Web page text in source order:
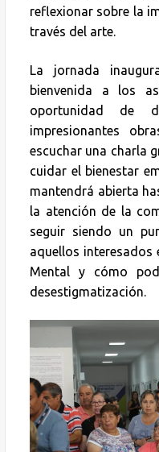
reflexionar sobre la
través del arte.
La jornada
bienvenida a los
oportunidad de
impresionantes
escuchar una charla
cuidar el bienestar
mantendrá abierta
la atención de la
seguir siendo un
aquellos interesados
Mental y cómo
desestigmatización.